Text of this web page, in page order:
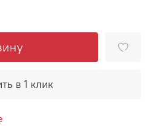
в 1 клик